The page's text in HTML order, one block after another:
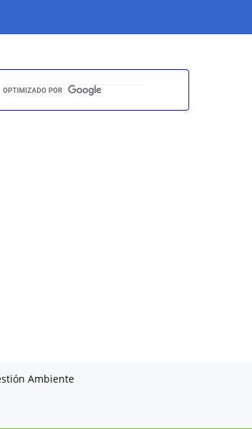
Ambiente